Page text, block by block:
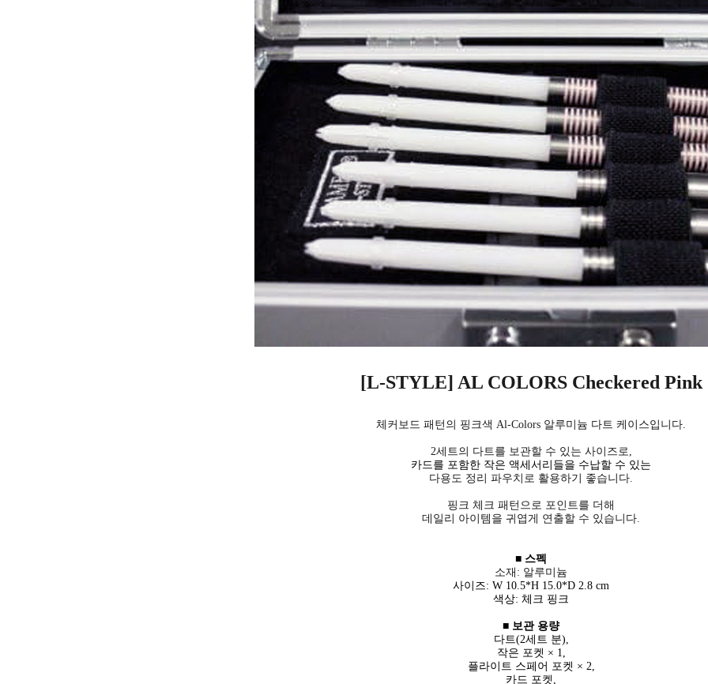
[L-STYLE] AL COLORS Checkered Pink
체커보드 패턴의 핑크색 Al-Colors 알루미늄 다트 케이스입니다.
2세트의 다트를 보관할 수 있 는 사이즈로,
카드를 포함한 작은 액세서리들을 수납할 수 있는
다용도 정리 파우치로 활용하기 좋습니다.
핑크 체크 패턴으로 포인트를 더해
데일리 아이템을 귀엽게 연출할 수 있습니다.
■ 스펙
소재: 알루미늄
사이즈: W 10.5*H 15.0*D 2.8 cm
색상: 체크 핑크
■ 보관 용량
다트(2세트 분),
작은 포켓 × 1,
플라이트 스페어 포켓 × 2,
카드 포켓,